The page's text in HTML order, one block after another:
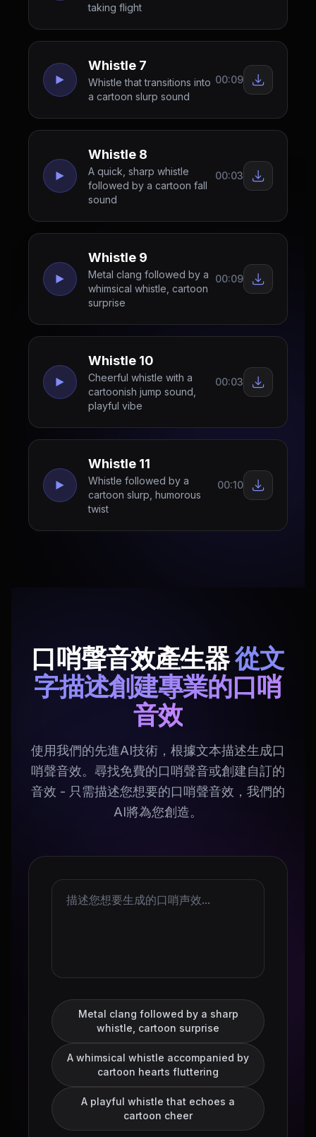
taking flight
Whistle 7
Whistle that transitions into
a cartoon slurp sound
00:09
Whistle 8
A quick, sharp whistle
followed by a cartoon fall
sound
00:03
Whistle 9
Metal clang followed by a
whimsical whistle, cartoon
surprise
00:09
Whistle 10
Cheerful whistle with a
cartoonish jump sound,
playful vibe
00:03
Whistle 11
Whistle followed by a
cartoon slurp, humorous
twist
00:10
口哨聲音效產生器從文
字描述創建專業的口哨
音效
使用我們的先進AI技術，根據文本描述生成口
哨聲音效。尋找免費的口哨聲音或創建自訂的
音效 - 只需描述您想要的口哨聲音效，我們的
AI將為您創造。
Metal clang followed by a sharp
whistle, cartoon surprise
A whimsical whistle accompanied by
cartoon hearts fluttering
A playful whistle that echoes a
cartoon cheer